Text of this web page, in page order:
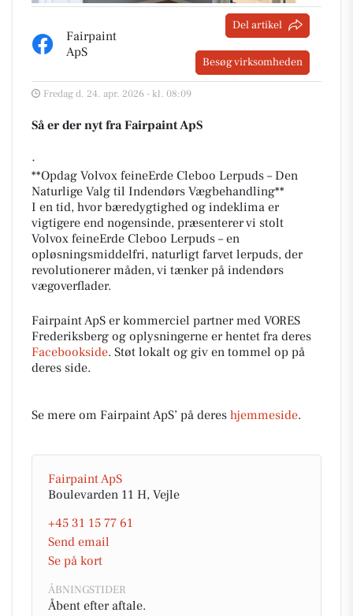
Fairpaint
ApS
Del artikel
Besøg virksomheden
Fredag d. 24. apr. 2026 - kl. 08:09
Så er der nyt fra Fairpaint ApS
·
**Opdag Volvox feineErde Cleboo Lerpuds – Den
Naturlige Valg til Indendørs Vægbehandling**
I en tid, hvor bæredygtighed og indeklima er
vigtigere end nogensinde, præsenterer vi stolt
Volvox feineErde Cleboo Lerpuds – en
opløsningsmiddelfri, naturligt farvet lerpuds, der
revolutionerer måden, vi tænker på indendørs
vægoverflader.
Fairpaint ApS er kommerciel partner med VORES
Frederiksberg og oplysningerne er hentet fra deres
Facebookside. Støt lokalt og giv en tommel op på
deres side.
Se mere om Fairpaint ApS’ på deres hjemmeside.
Fairpaint ApS
Boulevarden 11 H, Vejle
+45 31 15 77 61
Send email
Se på kort
ÅBNINGSTIDER
Åbent efter aftale.